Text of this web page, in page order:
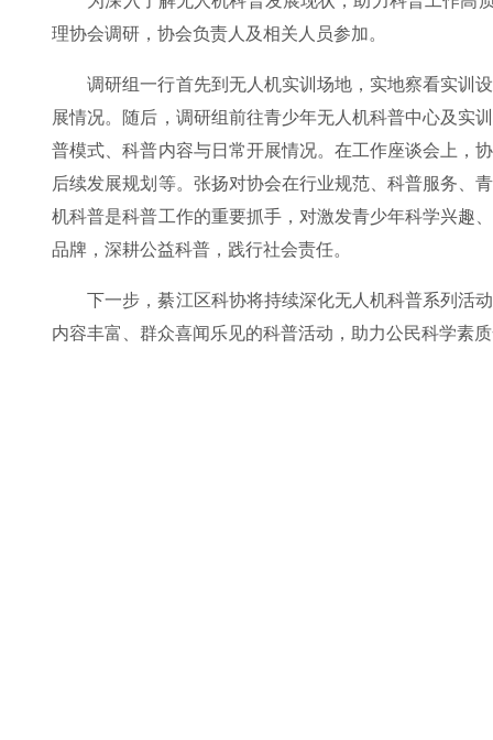
理协会调研，协会负责人及相关人员参加。
调研组一行首先到无人机实训场地，实地察看实训
展情况。随后，调研组前往青少年无人机科普中心及实
普模式、科普内容与日常开展情况。在工作座谈会上，
后续发展规划等。张扬对协会在行业规范、科普服务、
机科普是科普工作的重要抓手，对激发青少年科学兴趣
品牌，深耕公益科普，践行社会责任。
下一步，綦江区科协将持续深化无人机科普系列活
内容丰富、群众喜闻乐见的科普活动，助力公民科学素